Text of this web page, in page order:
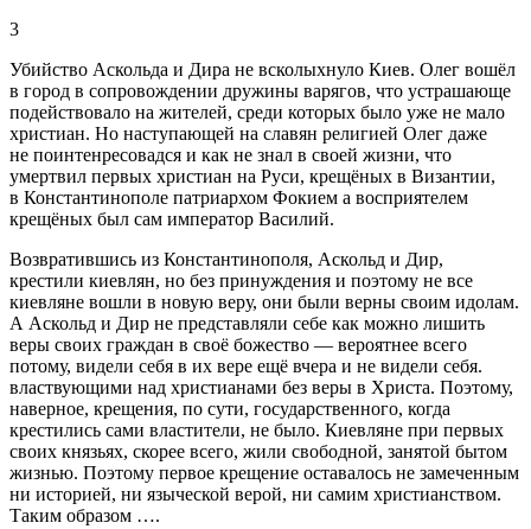
3
Убийство Аскольда и Дира не всколыхнуло Киев. Олег вошёл
в город в сопровождении дружины варягов, что устрашающе
подействовало на жителей, среди которых было уже не мало
христиан. Но наступающей на славян религией Олег даже
не поинтенресовадся и как не знал в своей жизни, что
умертвил первых христиан на Руси, крещёных в Византии,
в Константинополе патриархом Фокием а восприятелем
крещёных был сам император Василий.
Возвратившись из Константинополя, Аскольд и Дир,
крестили киевлян, но без принуждения и поэтому не все
киевляне вошли в новую веру, они были верны своим идолам.
А Аскольд и Дир не представляли себе как можно лишить
веры своих граждан в своё божество — вероятнее всего
потому, видели себя в их вере ещё вчера и не видели себя.
властвующими над христианами без веры в Христа. Поэтому,
наверное, крещения, по сути, государственного, когда
крестились сами властители, не было. Киевляне при первых
своих князьях, скорее всего, жили свободной, занятой бытом
жизнью. Поэтому первое крещение оставалось не замеченным
ни историей, ни языческой верой, ни самим христианством.
Таким образом ….